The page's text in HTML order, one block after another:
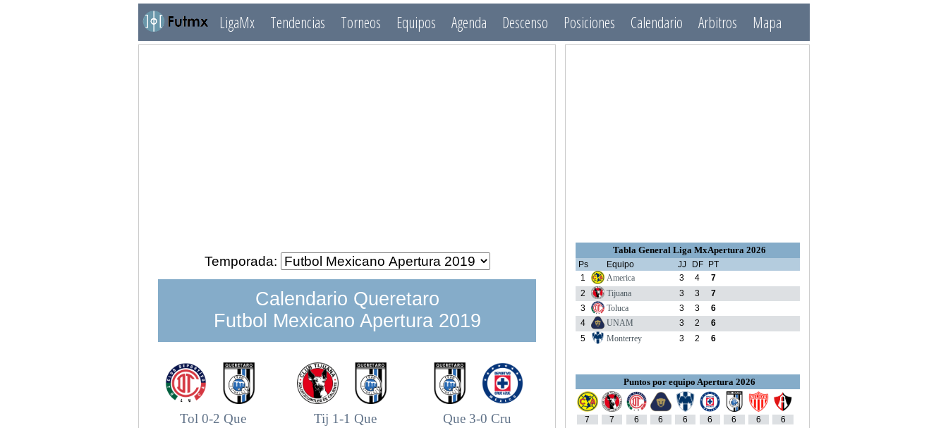
LigaMx Tendencias Torneos Equipos Agenda Descenso Posiciones Calendario Arbitros Mapa
Temporada:
Calendario Queretaro
Futbol Mexicano Apertura 2019
Tol 0-2 Que Tij 1-1 Que Que 3-0 Cru
Tabla General Liga MxApertura 2026
Ps Equipo JJ DF PT
1
America 3 4
7
2
Tijuana 3 3
7
3
Toluca 3 3
6
4
UNAM 3 2
6
5
Monterrey 3 2 6
Puntos por equipo Apertura 2026
7 7 6 6 6 6 6 6 6